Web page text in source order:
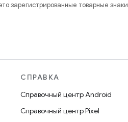
зарегистрированные товарные знаки
СПРАВКА
Справочный центр Android
Справочный центр Pixel